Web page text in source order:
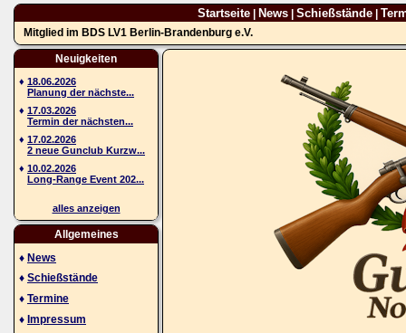
Startseite| News| Schießstände|
Mitglied im BDS LV1 Berlin-Brandenburg e.V.
Neuigkeiten
♦ 18.06.2026
Planung der nächste...
♦ 17.03.2026
Termin der nächsten...
♦ 17.02.2026
2 neue Gunclub Kurzw...
♦ 10.02.2026
Long-Range Event 202...
alles anzeigen
Allgemeines
♦ News
♦ Schießstände
♦ Termine
♦ Impressum